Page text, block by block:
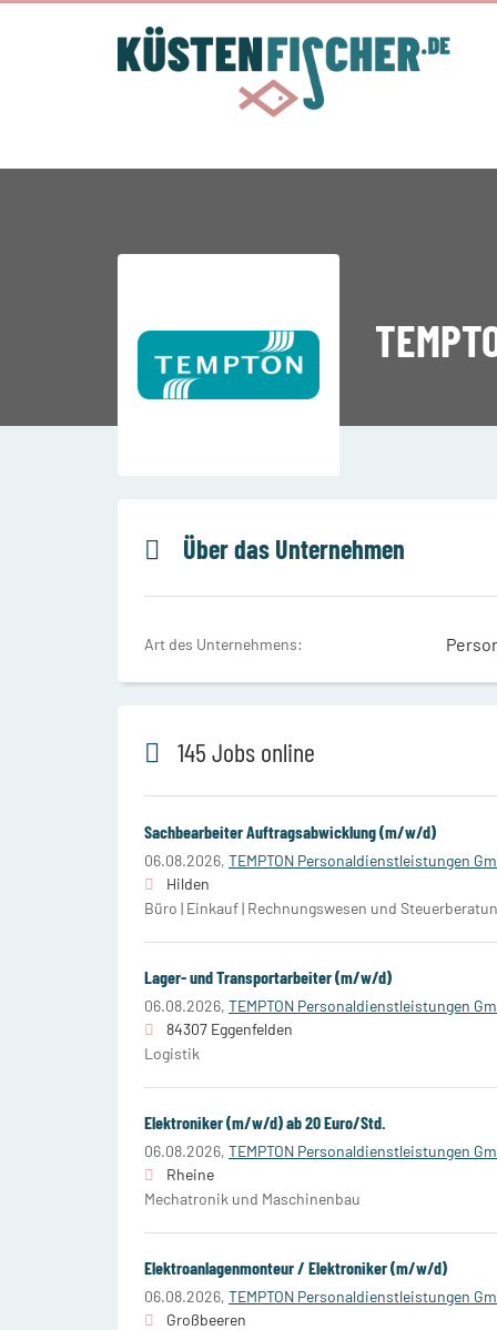
Über das Unternehmen
Art des Unternehmens:
145 Jobs online
Sachbearbeiter Auftragsabwicklung (m/w/d)
06.08.2026, TEMPTON Personaldienstleistungen
Hilden
Büro | Einkauf | Rechnungswesen und
Lager- und Transportarbeiter (m/w/d)
06.08.2026, TEMPTON Personaldienstleistungen
84307 Eggenfelden
Logistik
Elektroniker (m/w/d) ab 20 Euro/Std.
06.08.2026, TEMPTON Personaldienstleistungen
Rheine
Mechatronik und Maschinenbau
Elektroanlagenmonteur / Elektroniker (m/w/d)
06.08.2026, TEMPTON Personaldienstleistungen
Großbeeren